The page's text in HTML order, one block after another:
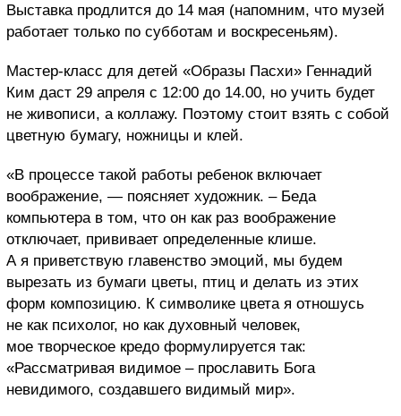
Выставка продлится до 14 мая (напомним, что музей
работает только по субботам и воскресеньям).
Мастер-класс для детей «Образы Пасхи» Геннадий
Ким даст 29 апреля с 12:00 до 14.00, но учить будет
не живописи, а коллажу. Поэтому стоит взять с собой
цветную бумагу, ножницы и клей.
«В процессе такой работы ребенок включает
воображение, — поясняет художник. – Беда
компьютера в том, что он как раз воображение
отключает, прививает определенные клише.
А я приветствую главенство эмоций, мы будем
вырезать из бумаги цветы, птиц и делать из этих
форм композицию. К символике цвета я отношусь
не как психолог, но как духовный человек,
мое творческое кредо формулируется так:
«Рассматривая видимое – прославить Бога
невидимого, создавшего видимый мир».